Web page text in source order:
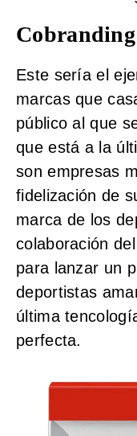
Este sería el
marcas que
público al que
que está a la
son empresas
fidelización de
marca de los
colaboración
para lanzar un
deportistas
última
perfecta.